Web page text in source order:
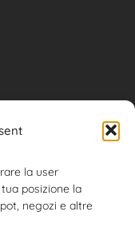
la user
posizione la
negozi e altre